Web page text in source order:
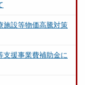
施設等物価高騰対策
支援事業費補助金に